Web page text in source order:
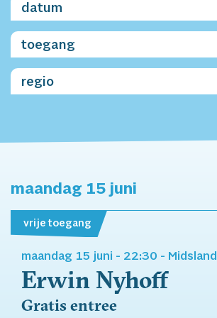
datum
toegang
regio
maandag 15 juni
vrije toegang
maandag 15 juni - 22:30 - Midsland
Erwin Nyhoff
Gratis entree